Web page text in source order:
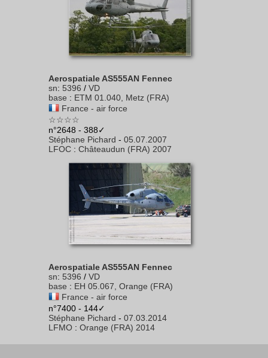
Aerospatiale AS555AN Fennec
sn: 5396 / VD
base : ETM 01.040, Metz (FRA)
France - air force
☆☆☆☆
n°2648 - 388✓
Stéphane Pichard - 05.07.2007
LFOC : Châteaudun (FRA) 2007
Aerospatiale AS555AN Fennec
sn: 5396 / VD
base : EH 05.067, Orange (FRA)
France - air force
n°7400 - 144✓
Stéphane Pichard - 07.03.2014
LFMO : Orange (FRA) 2014